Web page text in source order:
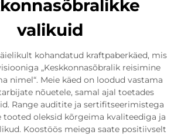
valikuid
kohandatud kraftpaberkäed, mis
„Keskkonnasõbralik reisimine
nimel“. Meie käed on loodud vastama
nõuetele, samal ajal toetades
Range auditite ja sertifitseerimistega
tooted oleksid kõrgeima kvaliteediga ja
Koostöös meiega saate positiivselt